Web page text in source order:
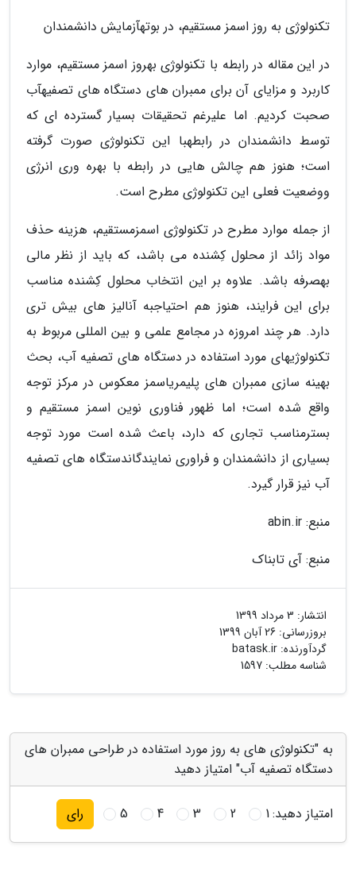
تکنولوژی به روز اسمز مستقیم، در بوتهآزمایش دانشمندان
در این مقاله در رابطه با تکنولوژی بهروز اسمز مستقیم، موارد
کاربرد و مزایای آن برای ممبران های دستگاه های تصفیهآب
صحبت کردیم. اما علیرغم تحقیقات بسیار گسترده ای که
توسط دانشمندان در رابطهبا این تکنولوژی صورت گرفته
است؛ هنوز هم چالش هایی در رابطه با بهره وری انرژی
ووضعیت فعلی این تکنولوژی مطرح است.
از جمله موارد مطرح در تکنولوژی اسمزمستقیم، هزینه حذف
مواد زائد از محلول کِشنده می باشد، که باید از نظر مالی
بهصرفه باشد. علاوه بر این انتخاب محلول کِشنده مناسب
برای این فرایند، هنوز هم احتیاجبه آنالیز های بیش تری
دارد. هر چند امروزه در مجامع علمی و بین المللی مربوط به
تکنولوژیهای مورد استفاده در دستگاه های تصفیه آب، بحث
بهینه سازی ممبران های پلیمریاسمز معکوس در مرکز توجه
واقع شده است؛ اما ظهور فناوری نوین اسمز مستقیم و
بسترمناسب تجاری که دارد، باعث شده است مورد توجه
بسیاری از دانشمندان و فراوری نمایندگاندستگاه های تصفیه
آب نیز قرار گیرد.
منبع: abin.ir
منبع: آی تابناک
انتشار: 3 مرداد 1399
بروزرسانی: 26 آبان 1399
گردآورنده: batask.ir
شناسه مطلب: 1597
به "تکنولوژی های به روز مورد استفاده در طراحی ممبران های
دستگاه تصفیه آب" امتیاز دهید
امتیاز دهید:1
2
3
4
5 رای